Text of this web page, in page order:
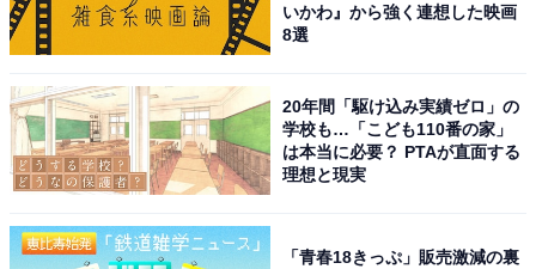
いかわ』から強く連想した映画
8選
20年間「駆け込み実績ゼロ」の
学校も…「こども110番の家」
は本当に必要？ PTAが直面する
理想と現実
「青春18きっぷ」販売激減の裏